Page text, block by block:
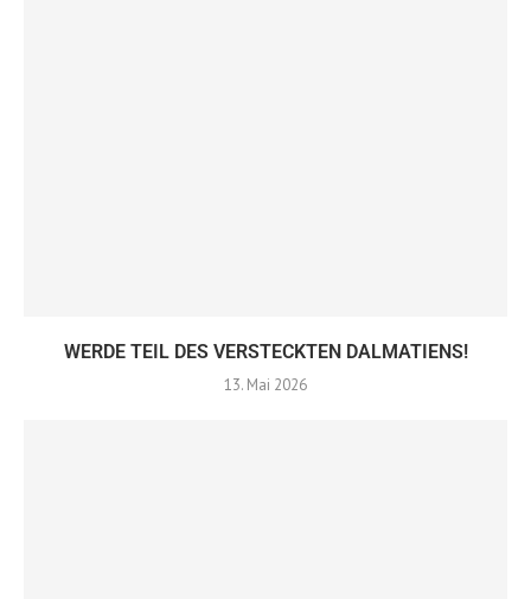
WERDE TEIL DES VERSTECKTEN DALMATIENS!
13. Mai 2026